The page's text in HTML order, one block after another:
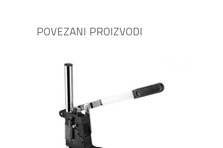
POVEZANI PROIZVODI